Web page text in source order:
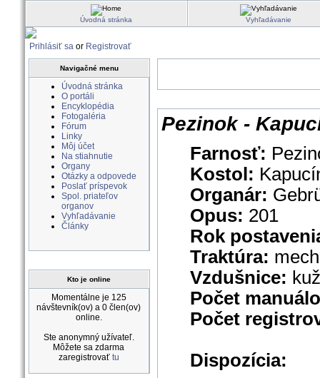
Úvodná stránka Vyhľadávanie
Prihlásiť saor Registrovať
Navigačné menu
Úvodná stránka
O portáli
Encyklopédia
Fotogaléria
Fórum
Linky
Môj účet
Na stiahnutie
Organy
Otázky a odpovede
Poslať príspevok
Spol. priateľov
organov
Vyhľadávanie
Články
Kto je online
Momentálne je 125
návštevník(ov) a 0 člen(ov)
online.
Ste anonymný užívateľ.
Môžete sa zdarma
zaregistrovať tu
Pezinok -
Farnosť:
Kostol:
Organár:
Opus: 201
Rok
Traktúra:
Vzdušnice:
Počet
Počet
Dispozícia: